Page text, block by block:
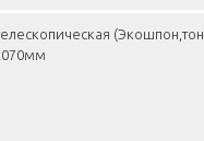
(Экошпон,тон